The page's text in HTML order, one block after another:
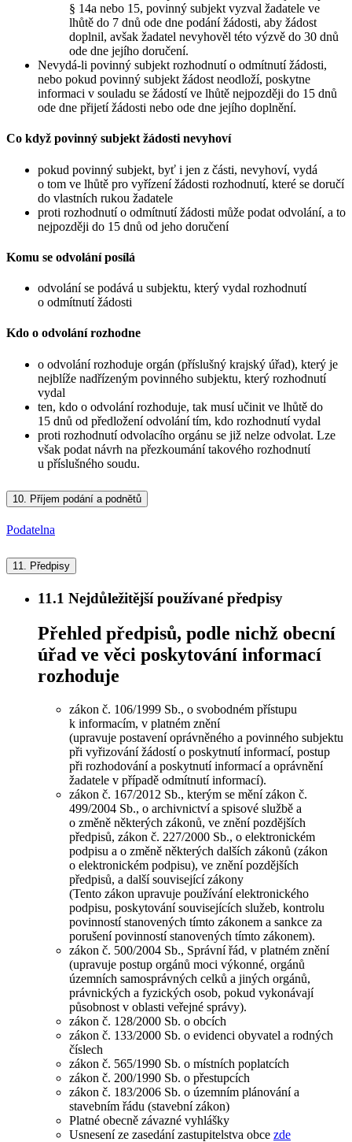
§ 14a nebo 15, povinný subjekt vyzval žadatele ve
lhůtě do 7 dnů ode dne podání žádosti, aby žádost
doplnil, avšak žadatel nevyhověl této výzvě do 30 dnů
ode dne jejího doručení.
Nevydá-li povinný subjekt rozhodnutí o odmítnutí žádosti,
nebo pokud povinný subjekt žádost neodloží, poskytne
informaci v souladu se žádostí ve lhůtě nejpozději do 15 dnů
ode dne přijetí žádosti nebo ode dne jejího doplnění.
Co když povinný subjekt žádosti nevyhoví
pokud povinný subjekt, byť i jen z části, nevyhoví, vydá
o tom ve lhůtě pro vyřízení žádosti rozhodnutí, které se doručí
do vlastních rukou žadatele
proti rozhodnutí o odmítnutí žádosti může podat odvolání, a to
nejpozději do 15 dnů od jeho doručení
Komu se odvolání posílá
odvolání se podává u subjektu, který vydal rozhodnutí
o odmítnutí žádosti
Kdo o odvolání rozhodne
o odvolání rozhoduje orgán (příslušný krajský úřad), který je
nejblíže nadřízeným povinného subjektu, který rozhodnutí
vydal
ten, kdo o odvolání rozhoduje, tak musí učinit ve lhůtě do
15 dnů od předložení odvolání tím, kdo rozhodnutí vydal
proti rozhodnutí odvolacího orgánu se již nelze odvolat. Lze
však podat návrh na přezkoumání takového rozhodnutí
u příslušného soudu.
10. Příjem podání a podnětů
Podatelna
11. Předpisy
11.1 Nejdůležitější používané předpisy
Přehled předpisů, podle nichž obecní
úřad ve věci poskytování informací
rozhoduje
zákon č. 106/1999 Sb., o svobodném přístupu
k informacím, v platném znění
(upravuje postavení oprávněného a povinného subjektu
při vyřizování žádostí o poskytnutí informací, postup
při rozhodování a poskytnutí informací a oprávnění
žadatele v případě odmítnutí informací).
zákon č. 167/2012 Sb., kterým se mění zákon č.
499/2004 Sb., o archivnictví a spisové službě a
o změně některých zákonů, ve znění pozdějších
předpisů, zákon č. 227/2000 Sb., o elektronickém
podpisu a o změně některých dalších zákonů (zákon
o elektronickém podpisu), ve znění pozdějších
předpisů, a další související zákony
(Tento zákon upravuje používání elektronického
podpisu, poskytování souvisejících služeb, kontrolu
povinností stanovených tímto zákonem a sankce za
porušení povinností stanovených tímto zákonem).
zákon č. 500/2004 Sb., Správní řád, v platném znění
(upravuje postup orgánů moci výkonné, orgánů
územních samosprávných celků a jiných orgánů,
právnických a fyzických osob, pokud vykonávají
působnost v oblasti veřejné správy).
zákon č. 128/2000 Sb. o obcích
zákon č. 133/2000 Sb. o evidenci obyvatel a rodných
číslech
zákon č. 565/1990 Sb. o místních poplatcích
zákon č. 200/1990 Sb. o přestupcích
zákon č. 183/2006 Sb. o územním plánování a
stavebním řádu (stavební zákon)
Platné obecně závazné vyhlášky
Usnesení ze zasedání zastupitelstva obce zde